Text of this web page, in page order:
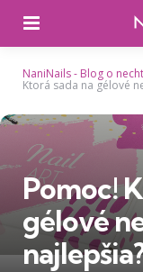
NaniNails - Blog o
Ktorá sada na gélové
Pomoc!
gélové